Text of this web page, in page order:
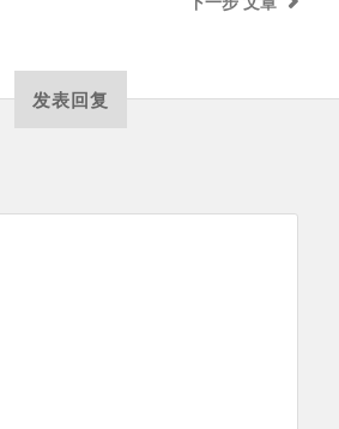
发表回复